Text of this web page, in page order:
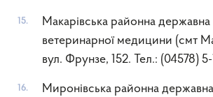
Макарівська районна державна
ветеринарної медицини (смт
вул. Фрунзе, 152. Тел.: (04578)
Миронівська районна державна